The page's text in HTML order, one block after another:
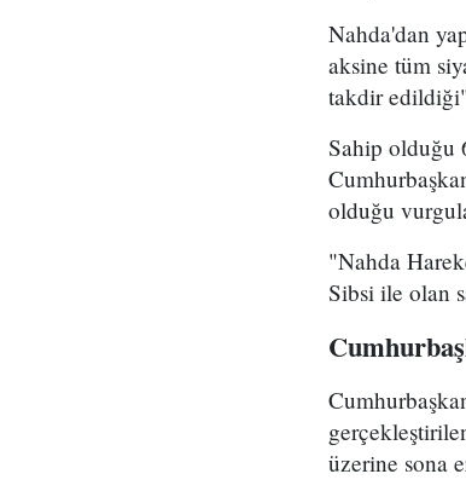
Nahda'dan
aksine tüm
takdir
Sahip olduğu
olduğu
"Nahda
Sibsi ile olan
üzerine sona